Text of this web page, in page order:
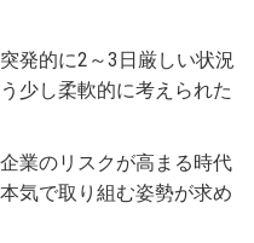
発的に2～3日厳しい状況
少し柔軟的に考えられた
業のリスクが高まる時代
気で取り組む姿勢が求め